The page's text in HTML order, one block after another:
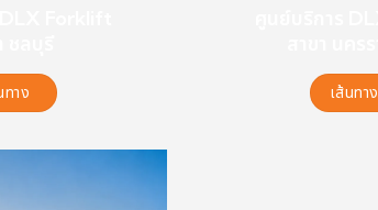
ทาง เส้นทาง